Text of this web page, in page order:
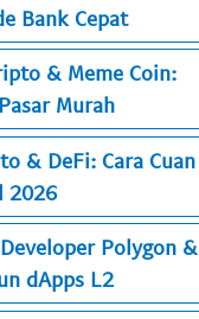
Bank Cepat
& Meme Coin:
Murah
& DeFi: Cara Cuan
2026
Polygon &
dApps L2